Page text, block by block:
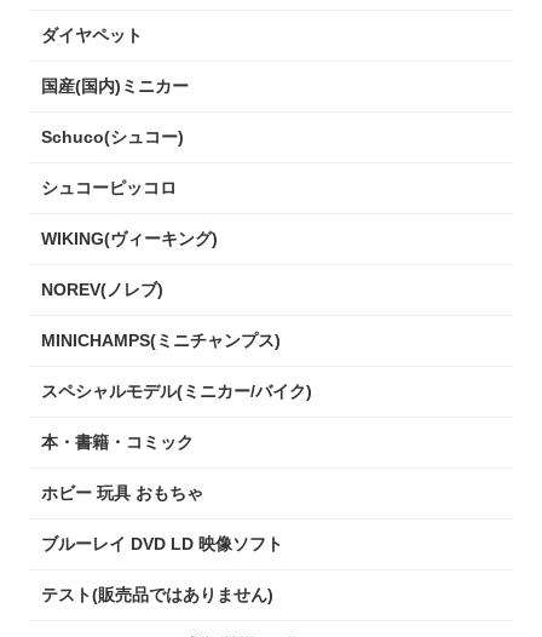
ダイヤペット
国産(国内)ミニカー
Schuco(シュコー)
シュコーピッコロ
WIKING(ヴィーキング)
NOREV(ノレブ)
MINICHAMPS(ミニチャンプス)
スペシャルモデル(ミニカー/バイク)
本・書籍・コミック
ホビー 玩具 おもちゃ
ブルーレイ DVD LD 映像ソフト
テスト(販売品ではありません)